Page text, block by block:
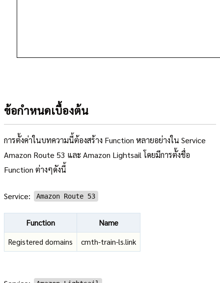
ข้อกำหนดเบื้องต้น
การตั้งค่าในบทความนี้ต้องสร้าง Function หลายอย่างใน Service
Amazon Route 53 และ Amazon Lightsail โดยมีการตั้งชื่อ
Function ต่างๆดังนี้
Service: Amazon Route 53
Function
Name
Registered domains
cmth-train-ls.link